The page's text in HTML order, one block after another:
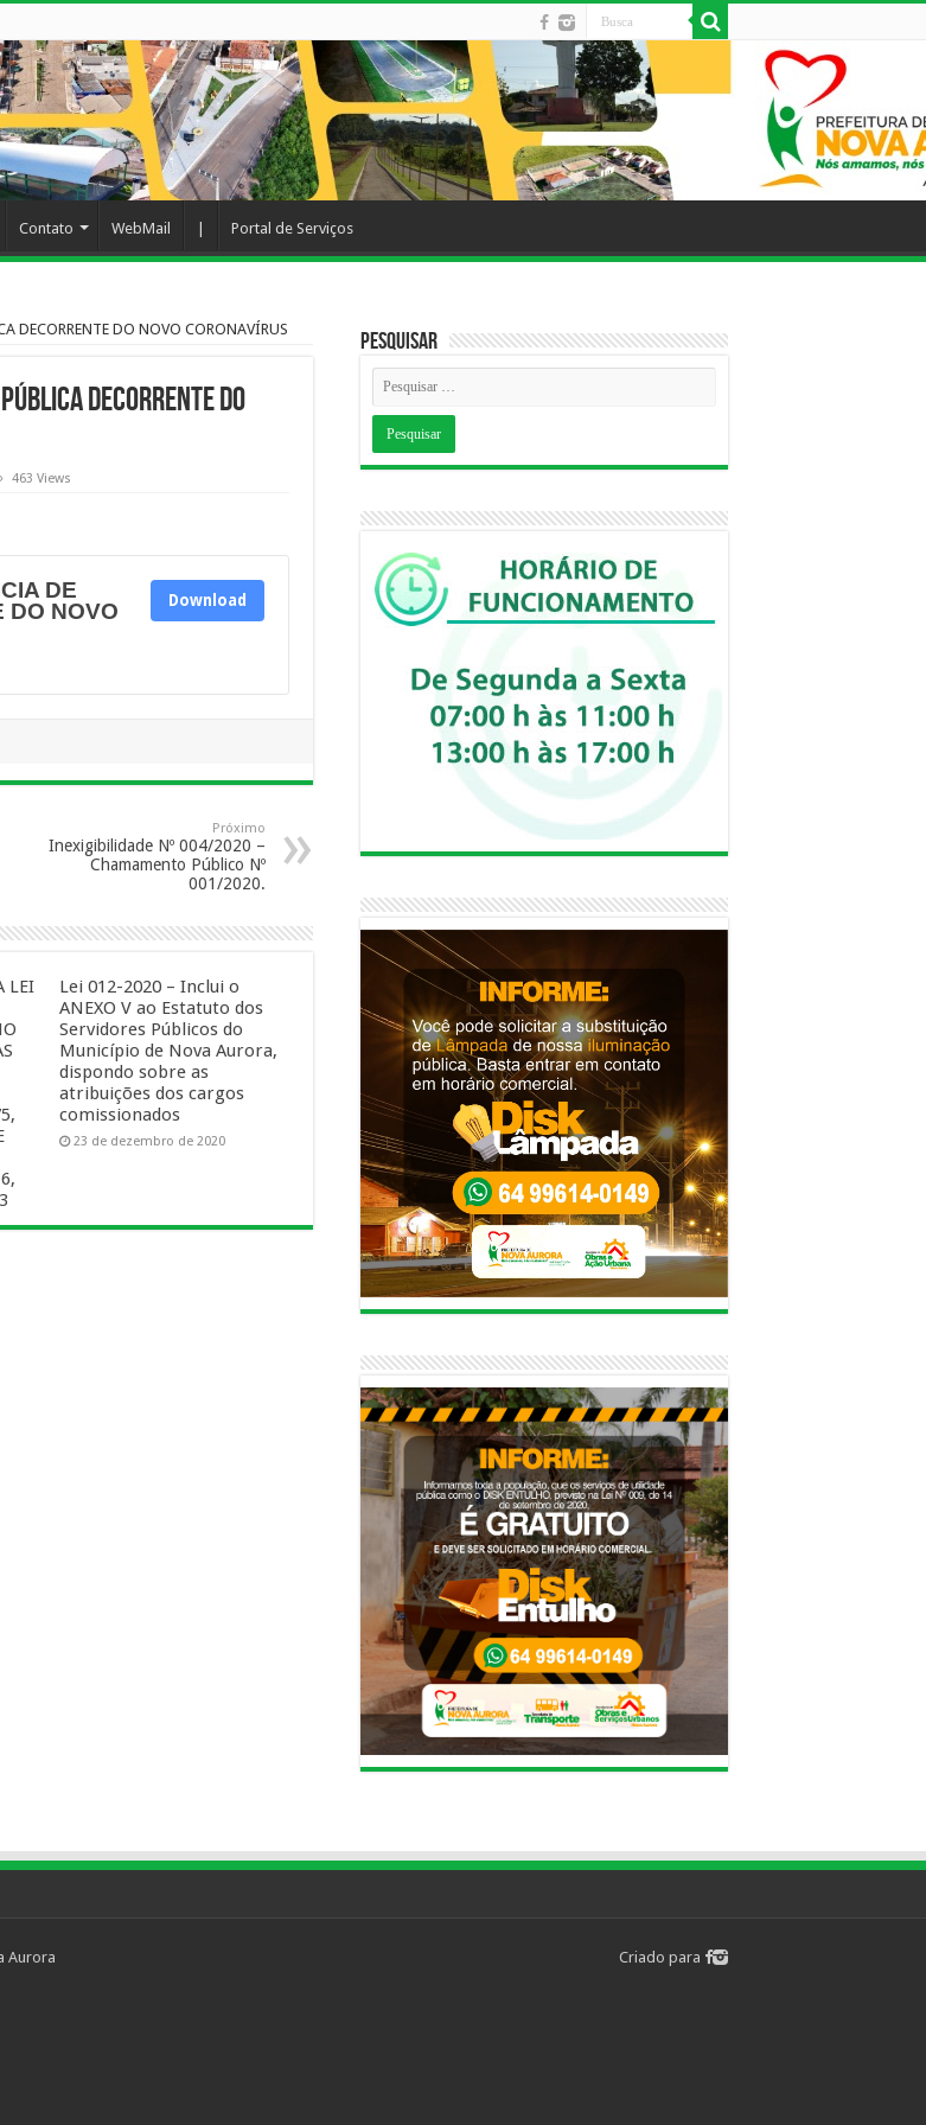
Contato WebMail Portal de Serviços
DECORRENTE DO NOVO CORONAVÍRUS
DECORRENTE DO
463 Views
DE
DO NOVO
Download
Próximo
Inexigibilidade Nº 004/2020 –
Chamamento Público Nº
001/2020.
LEI
Lei 012-2020 – Inclui o
ANEXO V ao Estatuto dos
Servidores Públicos do
Município de Nova Aurora,
dispondo sobre as
atribuições dos cargos
comissionados
23 de dezembro de 2020
Pesquisar
Criado para
Aurora